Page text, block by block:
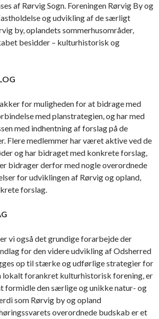
af Rørvig Sogn. Foreningen Rørvig By og
og udvikling af de særligt
by, oplandets sommerhusområder,
besidder – kulturhistorisk og
for muligheden for at bidrage med
med planstrategien, og har med
med indhentning af forslag på de
Flere medlemmer har været aktive ved de
og har bidraget med konkrete forslag,
bidrager derfor med nogle overordnede
for udviklingen af Rørvig og opland,
forslag.
vi også det grundige forarbejde der
for den videre udvikling af Odsherred
op til stærke og udførlige strategier for
lokalt forankret kulturhistorisk forening, er
formidle den særlige og unikke natur- og
som Rørvig by og opland
overordnede budskab er et